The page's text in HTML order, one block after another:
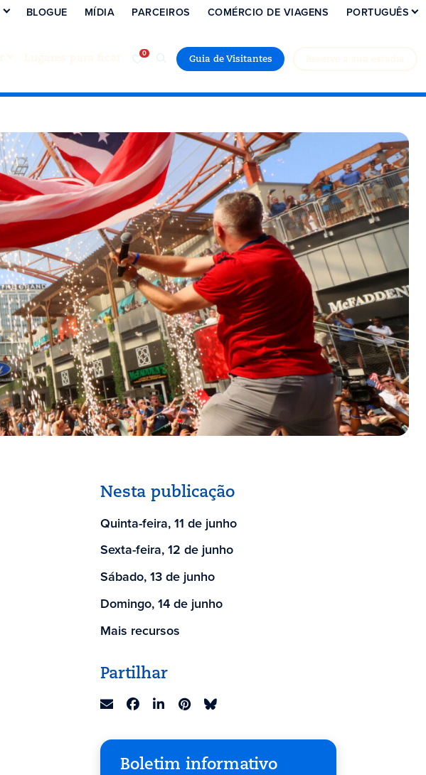
Guia de Visitantes
BLOGUE MÍDIA PARCEIROS COMÉRCIO DE VIAGENS PORTUGUÊS
Nesta publicação
Quinta-feira, 11 de junho
Sexta-feira, 12 de junho
Sábado, 13 de junho
Domingo, 14 de junho
Mais recursos
Partilhar
Boletim informativo